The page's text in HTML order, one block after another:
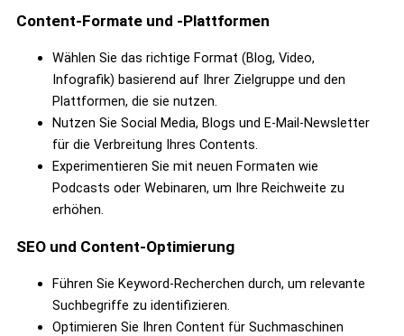
Content-Formate und -Plattformen
Wählen Sie das richtige Format (Blog, Video,
Infografik) basierend auf Ihrer Zielgruppe und den
Plattformen, die sie nutzen.
Nutzen Sie Social Media, Blogs und E-Mail-Newsletter
für die Verbreitung Ihres Contents.
Experimentieren Sie mit neuen Formaten wie
Podcasts oder Webinaren, um Ihre Reichweite zu
erhöhen.
SEO und Content-Optimierung
Führen Sie Keyword-Recherchen durch, um relevante
Suchbegriffe zu identifizieren.
Optimieren Sie Ihren Content für Suchmaschinen